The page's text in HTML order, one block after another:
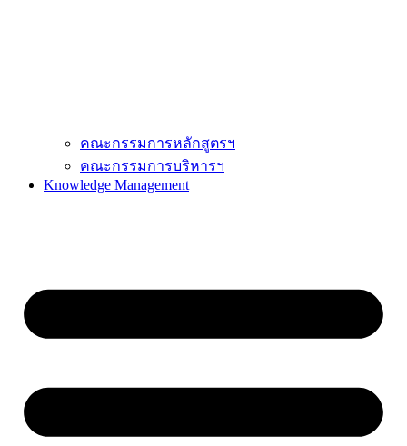
คณะกรรมการหลักสูตรฯ
คณะกรรมการบริหารฯ
Knowledge Management